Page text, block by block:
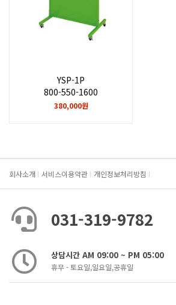
YSP-1P
800-550-1600
380,000원
회사소개 서비스이용약관 개인정보처리방침
031-319-9782
상담시간 AM 09:00 ~ PM 05:00
휴무 - 토요일,일요일,공휴일